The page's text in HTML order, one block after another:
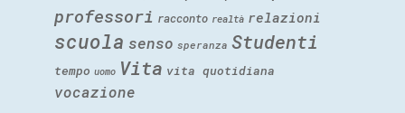
professori racconto realtà relazioni
scuola senso speranza Studenti
tempo uomo Vita vita quotidiana
vocazione